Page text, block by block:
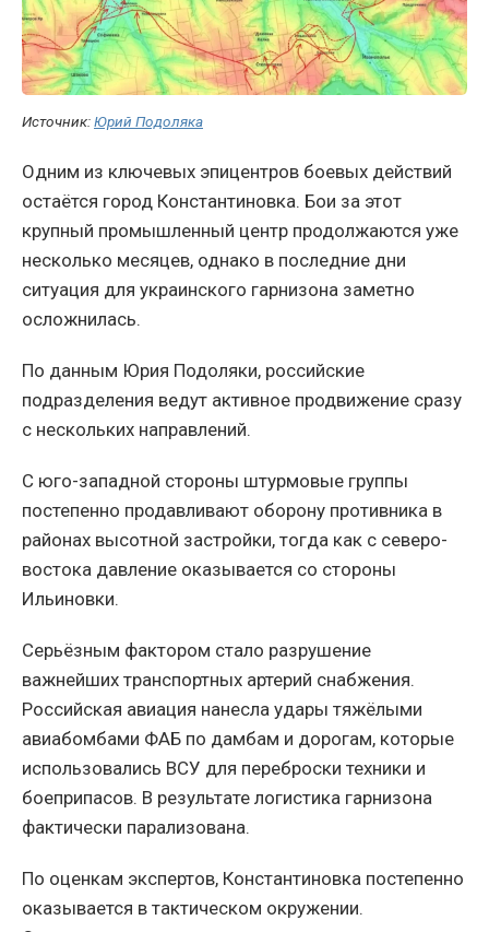
Источник:Юрий Подоляка
Одним из ключевых эпицентров боевых действий
остаётся город Константиновка. Бои за этот
крупный промышленный центр продолжаются уже
несколько месяцев, однако в последние дни
ситуация для украинского гарнизона заметно
осложнилась.
По данным Юрия Подоляки, российские
подразделения ведут активное продвижение сразу
с нескольких направлений.
С юго-западной стороны штурмовые группы
постепенно продавливают оборону противника в
районах высотной застройки, тогда как с северо-
востока давление оказывается со стороны
Ильиновки.
Серьёзным фактором стало разрушение
важнейших транспортных артерий снабжения.
Российская авиация нанесла удары тяжёлыми
авиабомбами ФАБ по дамбам и дорогам, которые
использовались ВСУ для переброски техники и
боеприпасов. В результате логистика гарнизона
фактически парализована.
По оценкам экспертов, Константиновка постепенно
оказывается в тактическом окружении.